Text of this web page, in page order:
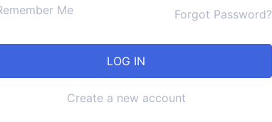
Me Forgot Password?
Create a new account